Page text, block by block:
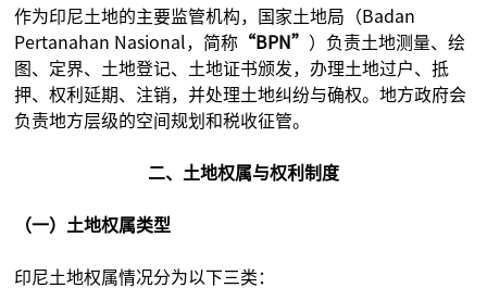
作为印尼土地的主要监管机构，国家土地局（Badan
Pertanahan Nasional，简称 “BPN” ）负责土地测量、绘
图、定界、土地登记、土地证书颁发，办理土地过户、抵
押、权利延期、注销，并处理土地纠纷与确权。地方政府会
负责地方层级的空间规划和税收征管。
二、土地权属与权利制度
（一）土地权属类型
印尼土地权属情况分为以下三类：